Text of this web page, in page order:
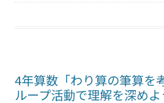
4年算数「わり算の筆算
ループ活動で理解を深め